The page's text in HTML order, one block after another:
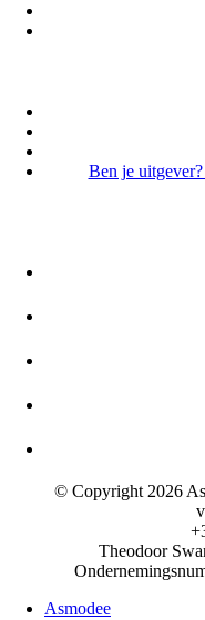
Ben je
© Copyright 2026
Theodoor
Asmodee